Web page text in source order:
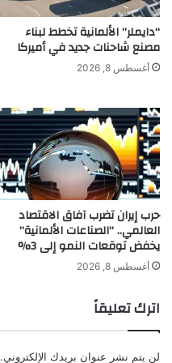
ا
ل
م
ج
ا
ل
و
ط
ن
ي
ج
ت
ن
ا
ت
ت
خ
ط
ى
ع
ت
ب
ة
ا
ص
ف
م
“دايملر” الألمانية تخطط لبناء
مصنع شاحنات جديد في أميركا
أغسطس 8, 2026
حرب إيران تضرب آفاق الاقتصاد
العالمي.. “الصناعات الألمانية”
يخفض توقعات النمو إلى 3%
أغسطس 8, 2026
اترك تعليقاً
لن يتم نشر عنوان بريدك الإلكتروني.